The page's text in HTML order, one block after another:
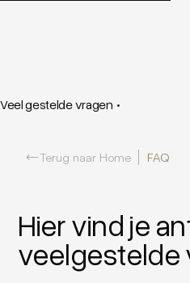
Veel gestelde vragen ·
Terug naar Home FAQ
Hier vind je
veelgestelde